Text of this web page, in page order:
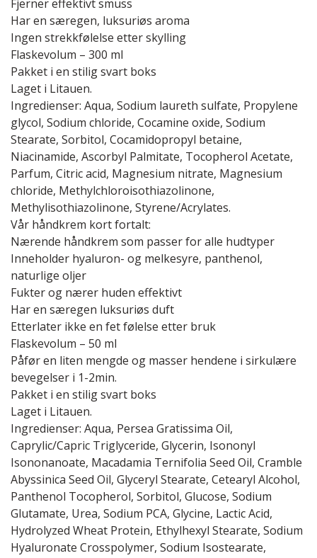
Fjerner effektivt smuss
Har en særegen, luksuriøs aroma
Ingen strekkfølelse etter skylling
Flaskevolum – 300 ml
Pakket i en stilig svart boks
Laget i Litauen.
Ingredienser: Aqua, Sodium laureth sulfate, Propylene
glycol, Sodium chloride, Cocamine oxide, Sodium
Stearate, Sorbitol, Cocamidopropyl betaine,
Niacinamide, Ascorbyl Palmitate, Tocopherol Acetate,
Parfum, Citric acid, Magnesium nitrate, Magnesium
chloride, Methylchloroisothiazolinone,
Methylisothiazolinone, Styrene/Acrylates.
Vår håndkrem kort fortalt:
Nærende håndkrem som passer for alle hudtyper
Inneholder hyaluron- og melkesyre, panthenol,
naturlige oljer
Fukter og nærer huden effektivt
Har en særegen luksuriøs duft
Etterlater ikke en fet følelse etter bruk
Flaskevolum – 50 ml
Påfør en liten mengde og masser hendene i sirkulære
bevegelser i 1-2min.
Pakket i en stilig svart boks
Laget i Litauen.
Ingredienser: Aqua, Persea Gratissima Oil,
Caprylic/Capric Triglyceride, Glycerin, Isononyl
Isononanoate, Macadamia Ternifolia Seed Oil, Cramble
Abyssinica Seed Oil, Glyceryl Stearate, Cetearyl Alcohol,
Panthenol Tocopherol, Sorbitol, Glucose, Sodium
Glutamate, Urea, Sodium PCA, Glycine, Lactic Acid,
Hydrolyzed Wheat Protein, Ethylhexyl Stearate, Sodium
Hyaluronate Crosspolymer, Sodium Isostearate,